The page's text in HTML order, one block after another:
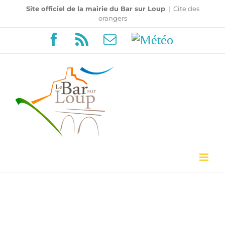
au
Site officiel de la mairie du Bar sur Loup | Cite des
orangers
Facebook
Rss EmailMétéo